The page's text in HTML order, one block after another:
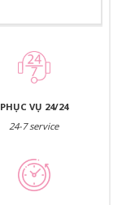
PHỤC VỤ 24/24
24-7 service